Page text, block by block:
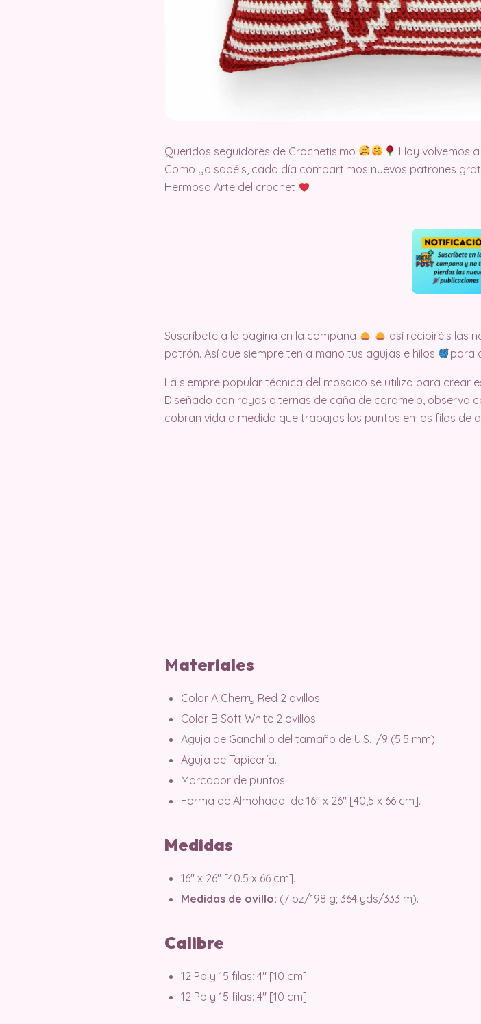
Queridos seguidores de Crochetisimo
Hoy volvemos
Como ya sabéis, cada día compartimos nuevos patrones
Hermoso Arte del crochet
Suscríbete a la pagina en la campana
así recibiréis las
patrón. Así que siempre ten a mano tus agujas e hilos
para
La siempre popular técnica del mosaico se utiliza para crear
Diseñado con rayas alternas de caña de caramelo, observa
cobran vida a medida que trabajas los puntos en las filas de
Materiales
Color A Cherry Red 2 ovillos.
Color B Soft White 2 ovillos.
Aguja de Ganchillo del tamaño de U.S. I/9 (5.5 mm)
Aguja de Tapicería.
Marcador de puntos.
Forma de Almohada de 16″ x 26″ [40,5 x 66 cm].
Medidas
16″ x 26″ [40.5 x 66 cm].
Medidas de ovillo: (7 oz/198 g; 364 yds/333 m).
Calibre
12 Pb y 15 filas: 4″ [10 cm].
12 Pb y 15 filas: 4″ [10 cm].